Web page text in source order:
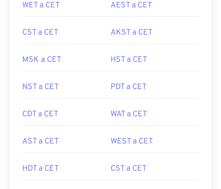
WET a CET AEST a CET
CST a CET AKST a CET
MSK a CET HST a CET
NST a CET PDT a CET
CDT a CET WAT a CET
AST a CET WEST a CET
HDT a CET CST a CET